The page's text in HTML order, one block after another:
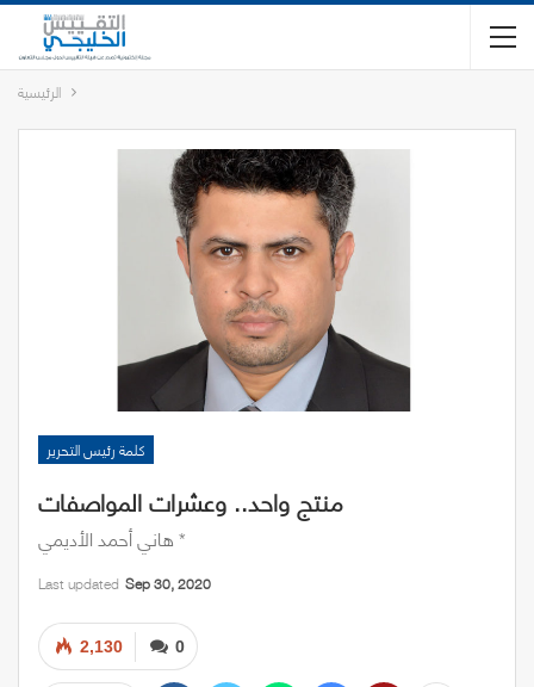
الرئيسية
كلمة رئيس التحرير
منتج واحد.. وعشرات المواصفات
هاني أحمد الأديمي *
Last updated Sep 30, 2020
0
2,130